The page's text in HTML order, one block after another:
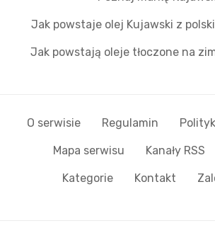
Jak powstaje olej Kujawski z
Jak powstają oleje tłoczone na
O serwisie Regulamin
Mapa serwisu Kanały RSS
Kategorie Kontakt